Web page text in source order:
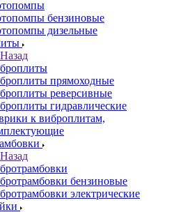
бензиновые
дизельные
Назад
прямоходные
реверсивные
гидравлические
к виброплитам,
Назад
бензиновые
электрические